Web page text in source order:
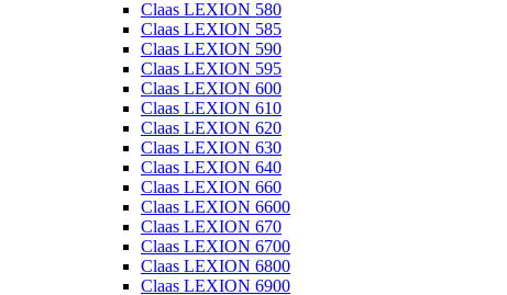
Claas LEXION 580
Claas LEXION 585
Claas LEXION 590
Claas LEXION 595
Claas LEXION 600
Claas LEXION 610
Claas LEXION 620
Claas LEXION 630
Claas LEXION 640
Claas LEXION 660
Claas LEXION 6600
Claas LEXION 670
Claas LEXION 6700
Claas LEXION 6800
Claas LEXION 6900